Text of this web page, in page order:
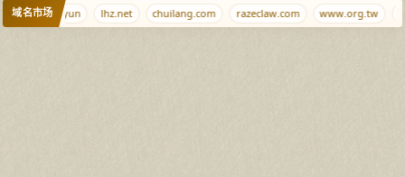
域名市场nb.yun lhz.net chuilang.com razeclaw.com www.org.tw